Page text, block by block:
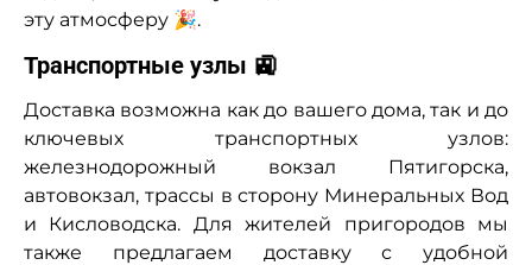
эту атмосферу 🎉.
Транспортные узлы 🚉
Доставка возможна как до вашего дома, так и до
ключевых транспортных узлов:
железнодорожный вокзал Пятигорска,
автовокзал, трассы в сторону Минеральных Вод
и Кисловодска. Для жителей пригородов мы
также предлагаем доставку с удобной